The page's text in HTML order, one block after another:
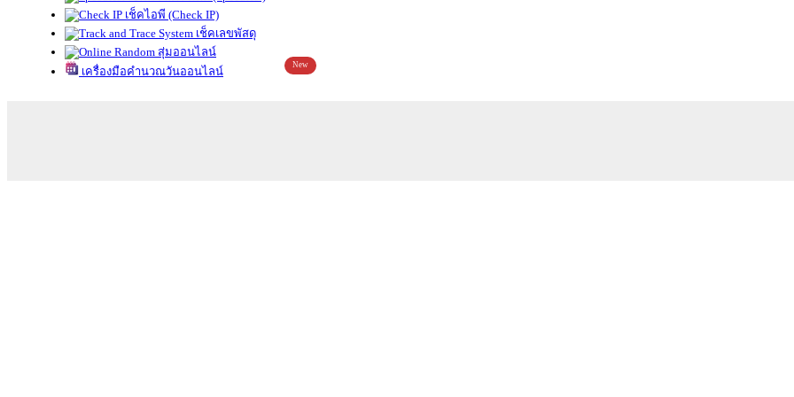
เช็คไอพี (Check IP)
เช็คเลขพัสดุ
สุ่มออนไลน์
เครื่องมือคำนวณวันออนไลน์
New